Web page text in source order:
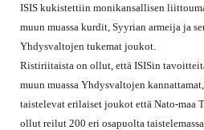
ISIS kukistettiin monikansallisen
muun muassa kurdit, Syyrian armeija ja
Yhdysvaltojen tukemat joukot.
Ristiriitaista on ollut, että ISISin
muun muassa Yhdysvaltojen
taistelevat erilaiset joukot että Nato-maa
ollut reilut 200 eri osapuolta